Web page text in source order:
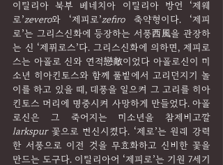
이탈리아 북부 베네치아 이탈리아 방언 ‘제웨
로’zevero와 ‘제피로’zefiro 축약형이다. ‘제피
로’는 그리스신화에 등장하는 서풍西風을 관장하
는 신 ‘제퓌로스’다. 그리스신화에 의하면, 제피로
스는 아폴로 신와 연적戀敵이었다 아폴로신이 미
소년 히아킨토스와 함께 풀밭에서 고리던지기 놀
이를 하고 있을 때, 태풍을 일으켜 그 고리를 히아
킨토스 머리에 명중시켜 사망하게 만들었다. 아폴
로신은 그 죽어지는 미소년을 참제비고깔
larkspur 꽃으로 변신시켰다. ‘제로’는 원래 강력
한 서풍으로 이전 것을 무효화하고 신비한 꽃을
만드는 도구다. 이탈리아어 ‘제피로’는 기원 7세기